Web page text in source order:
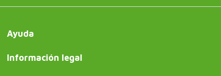
Ayuda
Información legal